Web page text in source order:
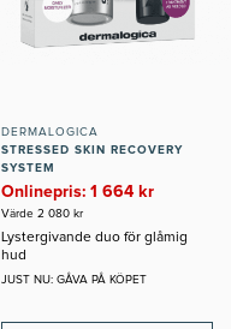
DERMALOGICA
STRESSED SKIN RECOVERY
SYSTEM
Onlinepris: 1 664 kr
Värde 2 080 kr
Lystergivande duo för glåmig
hud
JUST NU: GÅVA PÅ KÖPET